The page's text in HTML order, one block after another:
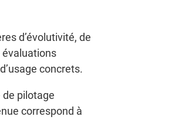
d’évolutivité, de
évaluations
concrets.
pilotage
correspond à